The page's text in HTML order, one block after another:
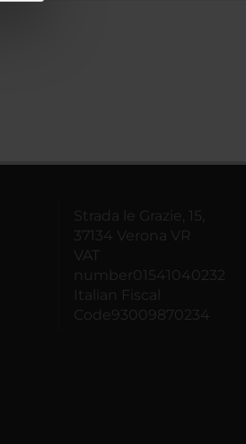
Strada le Grazie, 15,
37134 Verona VR
VAT
number01541040232
Italian Fiscal
Code93009870234